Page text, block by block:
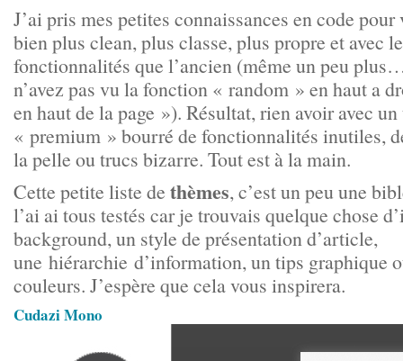
J’ai pris mes petites connaissances en code
bien plus clean, plus classe, plus propre et avec
fonctionnalités que l’ancien (même un peu
n’avez pas vu la fonction « random » en haut a
en haut de la page »). Résultat, rien avoir avec
« premium » bourré de fonctionnalités inutiles,
la pelle ou trucs bizarre. Tout est à la main.
Cette petite liste de thèmes, c’est un peu une
l’ai ai tous testés car je trouvais quelque chose
background, un style de présentation d’article,
une hiérarchie d’information, un tips graphique
couleurs. J’espère que cela vous inspirera.
Cudazi Mono